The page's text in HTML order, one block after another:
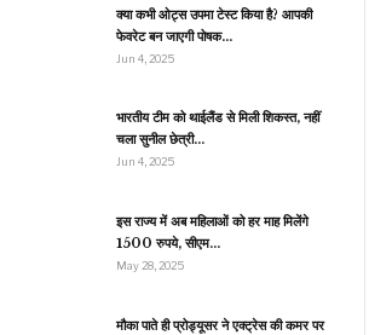
क्या कभी ओट्स उपमा टेस्ट किया है? आपकी
फेवरेट बन जाएगी पोषक…
Jun 4, 2025
भारतीय टीम को थाईलैंड से मिली शिकस्त, नहीं
चला सुनील छेत्री…
Jun 4, 2025
इस राज्य में अब महिलाओं को हर माह मिलेंगे
1500 रुपये, सीएम…
May 28, 2025
मौका पाते ही प्रोड्यूसर ने एक्ट्रेस की कमर पर